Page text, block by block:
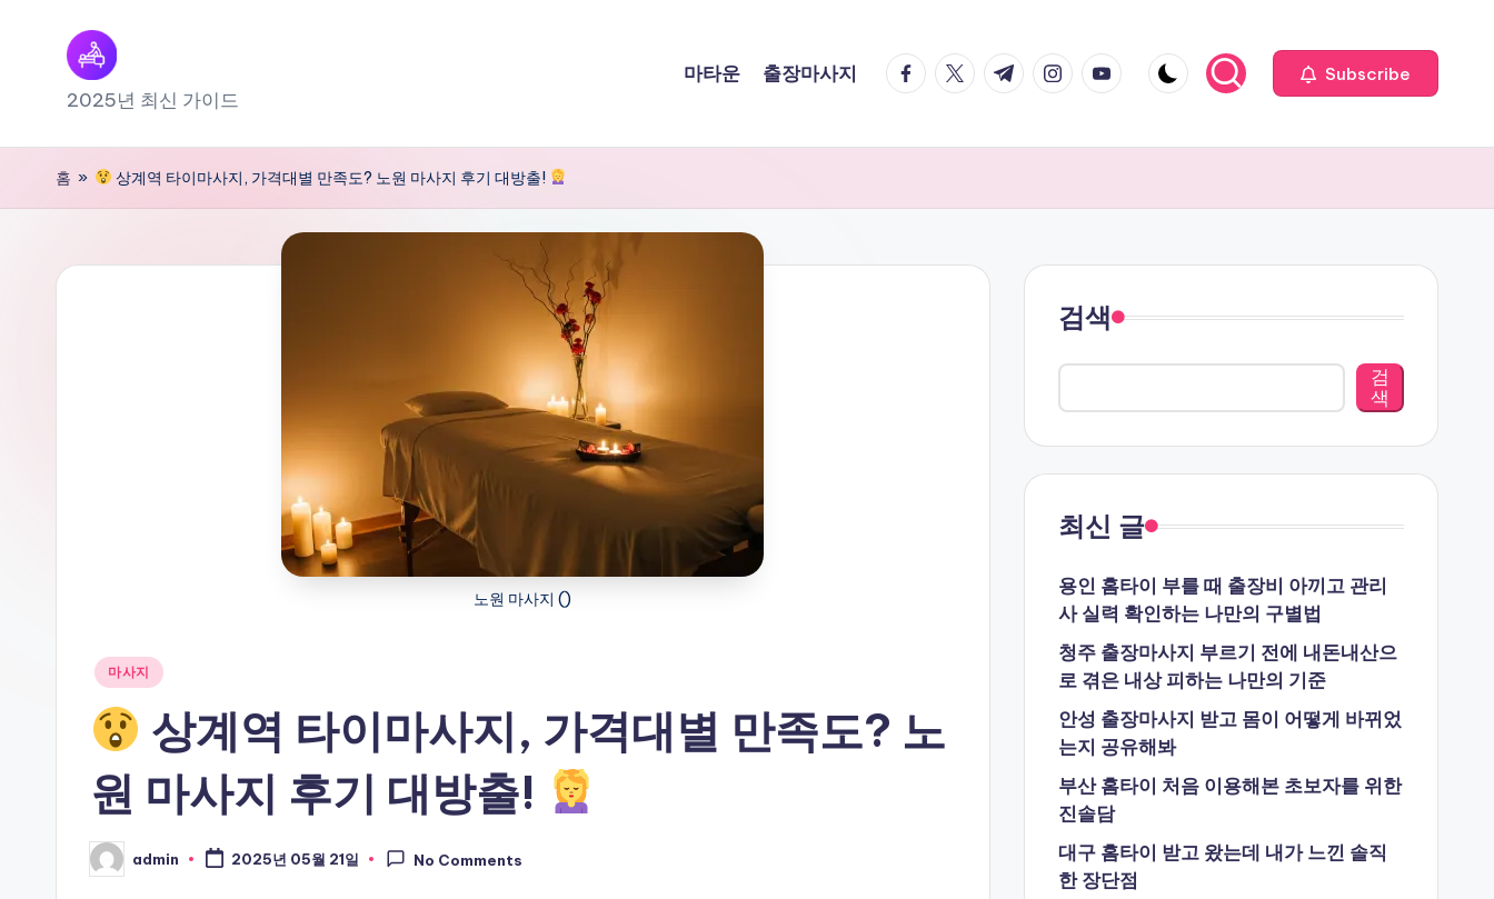
출
장
마
2025년 최신 가이드
마타운 출장마사지 facebook.com
twitter.com
t.me instagram.com
youtube.com Subscribe
홈 » 상계역 타이마사지, 가격대별 만족도? 노원 마사지 후기 대방출!
노원 마사지 ()
Posted
마사지
상계역 타이마사지, 가격대별 만족도? 노
원 마사지 후기 대방출!
Posted
by
admin 2025년 05월 21일 No Comments
검색
검
색
최신 글
용인 홈타이 부를 때 출장비 아끼고 관리
사 실력 확인하는 나만의 구별법
청주 출장마사지 부르기 전에 내돈내산으
로 겪은 내상 피하는 나만의 기준
안성 출장마사지 받고 몸이 어떻게 바뀌었
는지 공유해봐
부산 홈타이 처음 이용해본 초보자를 위한
진솔담
대구 홈타이 받고 왔는데 내가 느낀 솔직
한 장단점